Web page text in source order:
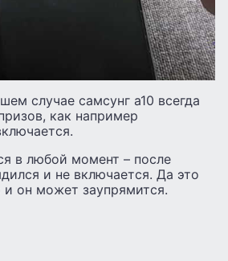
случае самсунг а10 всегда
как например
в любой момент – после
и не включается. Да это
и он может заупрямится.